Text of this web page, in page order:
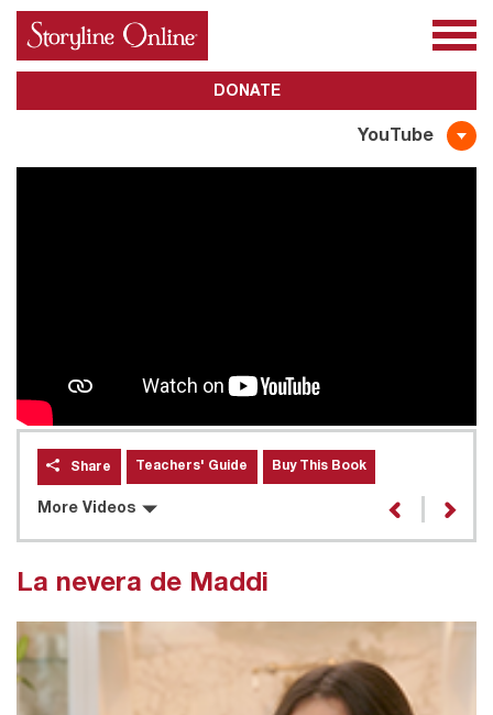
About Us Awards
DONATE
YouTube
Share Teachers' Guide Buy This Book
More Videos
La nevera de Maddi